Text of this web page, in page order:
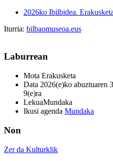
2026ko Ibilbidea.
Iturria: bilbaomuseoa.eus
Laburrean
Mota Erakusketa
Data 2026(e)ko abuztuaren
9(e)ra
LekuaMundaka
Ikusi agenda Mundaka
Non
Zer da Kulturklik